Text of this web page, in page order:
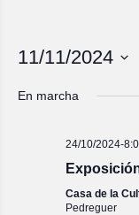
11/11/2024
fecha.
En marcha
24/10/2024-
Casa de la
Pedreguer